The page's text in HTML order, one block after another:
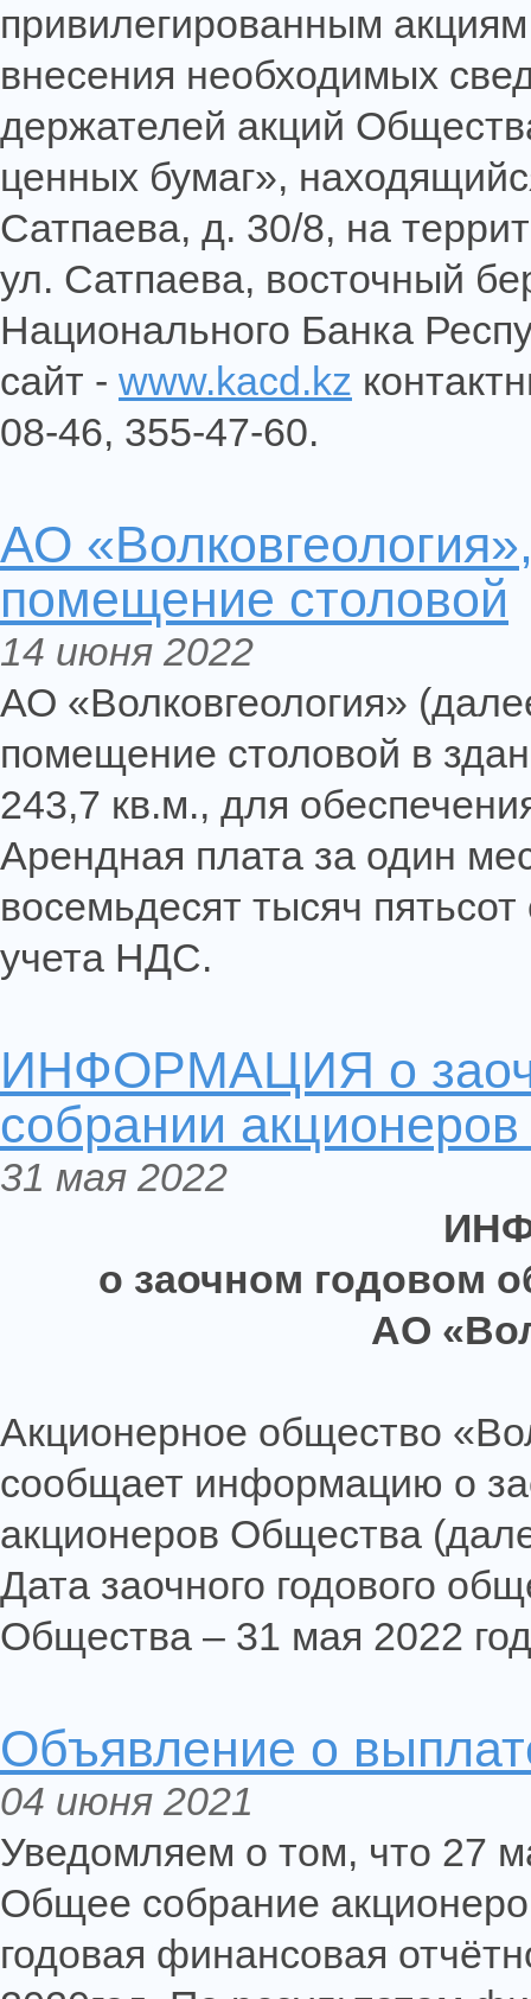
привилегированным
внесения необходимых
держателей акций
ценных бумаг»,
Сатпаева, д. 30/8, на
ул. Сатпаева, восточный
Национального Банка
сайт - www.kacd.kz
08-46, 355-47-60.
АО
помещение столовой
14 июня 2022
АО «Волковгеология»
помещение столовой в
243,7 кв.м., для
Арендная плата за один
восемьдесят тысяч
учета НДС.
ИНФОРМАЦИЯ о
собрании
31 мая 2022
о заочном годовом
АО
Акционерное общество
сообщает информацию о
акционеров Общества
Дата заочного годового
Общества – 31 мая 2022
Объявление о
04 июня 2021
Уведомляем о том, что 27
Общее собрание
годовая финансовая